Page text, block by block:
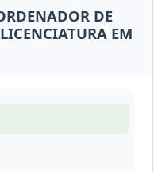
DE
EM